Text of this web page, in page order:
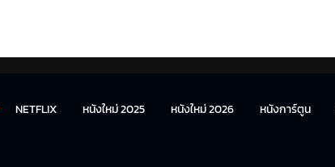
ต่ซีรีส์ก็พาตัวละครใหม่อย่าง คาเมรอน (รับบทโดย แบโกเนีย วาร์กัส –
ในซีรีส์หลักซีซัน 5 ที่มีการย้อนอดีตของเบอร์ลินช่วงหนึ่ง ก็น่าจะพอเดาได้ว่าค
NETFLIX หนังใหม่ 2025 หนังใหม่ 2026 หนังการ์ตูน